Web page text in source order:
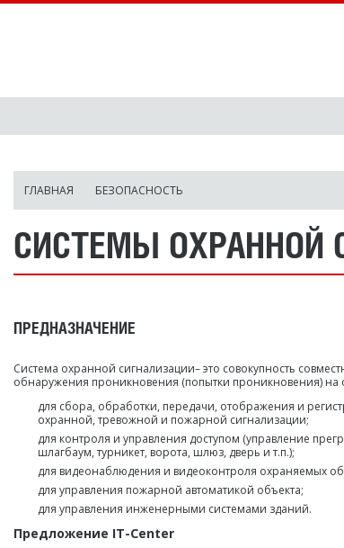
ГЛАВНАЯ БЕЗОПАСНОСТЬ
СИСТЕМЫ ОХРАННОЙ
ПРЕДНАЗНАЧЕНИЕ
Система охранной сигнализации– это совокупность
обнаружения проникновения (попытки проникновения)
для сбора, обработки, передачи, отображения и
охранной, тревожной и пожарной сигнализации;
для контроля и управления доступом (управление
шлагбаум, турникет, ворота, шлюз, дверь и т.п.);
для видеонаблюдения и видеоконтроля охраняемых
для управления пожарной автоматикой объекта;
для управления инженерными системами зданий.
Предложение IT-Center